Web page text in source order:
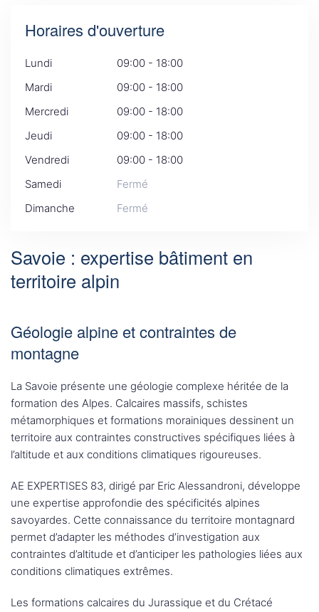
Horaires d'ouverture
Lundi
09:00 - 18:00
Mardi
09:00 - 18:00
Mercredi
09:00 - 18:00
Jeudi
09:00 - 18:00
Vendredi
09:00 - 18:00
Samedi
Fermé
Dimanche
Fermé
Savoie : expertise bâtiment en
territoire alpin
Géologie alpine et contraintes de
montagne
La Savoie présente une géologie complexe héritée de la
formation des Alpes. Calcaires massifs, schistes
métamorphiques et formations morainiques dessinent un
territoire aux contraintes constructives spécifiques liées à
l’altitude et aux conditions climatiques rigoureuses.
AE EXPERTISES 83, dirigé par Eric Alessandroni, développe
une expertise approfondie des spécificités alpines
savoyardes. Cette connaissance du territoire montagnard
permet d’adapter les méthodes d’investigation aux
contraintes d’altitude et d’anticiper les pathologies liées aux
conditions climatiques extrêmes.
Les formations calcaires du Jurassique et du Crétacé